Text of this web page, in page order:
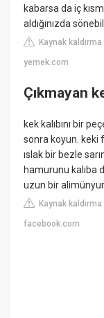
kabarsa da iç
aldığınızda
Kaynak
yemek.com
Çıkmayan
kek kalıbını bir
sonra koyun. keki
ıslak bir bezle
hamurunu kalıba
uzun bir
Kaynak
facebook.com